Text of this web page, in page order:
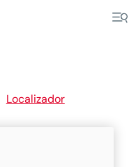
Localizador